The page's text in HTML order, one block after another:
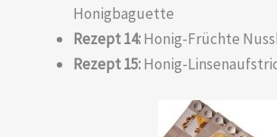
Honigbaguette
Rezept 14:Honig-Früchte
Rezept 15:Honig-